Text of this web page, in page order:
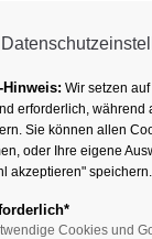
Heilbad
Hinweis: Wir setzen
erforderlich,
Sie können allen
oder Ihre eigene
akzeptieren" speichern.
Cookies und